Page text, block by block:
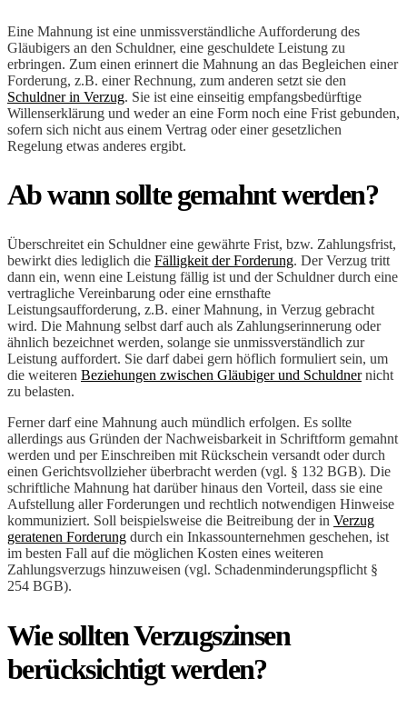
Eine Mahnung ist eine unmissverständliche Aufforderung des
Gläubigers an den Schuldner, eine geschuldete Leistung zu
erbringen. Zum einen erinnert die Mahnung an das Begleichen einer
Forderung, z.B. einer Rechnung, zum anderen setzt sie den
Schuldner in Verzug. Sie ist eine einseitig empfangsbedürftige
Willenserklärung und weder an eine Form noch eine Frist gebunden,
sofern sich nicht aus einem Vertrag oder einer gesetzlichen
Regelung etwas anderes ergibt.
Ab wann sollte gemahnt werden?
Überschreitet ein Schuldner eine gewährte Frist, bzw. Zahlungsfrist,
bewirkt dies lediglich die Fälligkeit der Forderung. Der Verzug tritt
dann ein, wenn eine Leistung fällig ist und der Schuldner durch eine
vertragliche Vereinbarung oder eine ernsthafte
Leistungsaufforderung, z.B. einer Mahnung, in Verzug gebracht
wird. Die Mahnung selbst darf auch als Zahlungserinnerung oder
ähnlich bezeichnet werden, solange sie unmissverständlich zur
Leistung auffordert. Sie darf dabei gern höflich formuliert sein, um
die weiteren Beziehungen zwischen Gläubiger und Schuldnernicht
zu belasten.
Ferner darf eine Mahnung auch mündlich erfolgen. Es sollte
allerdings aus Gründen der Nachweisbarkeit in Schriftform gemahnt
werden und per Einschreiben mit Rückschein versandt oder durch
einen Gerichtsvollzieher überbracht werden (vgl. § 132 BGB). Die
schriftliche Mahnung hat darüber hinaus den Vorteil, dass sie eine
Aufstellung aller Forderungen und rechtlich notwendigen Hinweise
kommuniziert. Soll beispielsweise die Beitreibung der in Verzug
geratenen Forderung durch ein Inkassounternehmen geschehen, ist
im besten Fall auf die möglichen Kosten eines weiteren
Zahlungsverzugs hinzuweisen (vgl. Schadenminderungspflicht §
254 BGB).
Wie sollten Verzugszinsen
berücksichtigt werden?